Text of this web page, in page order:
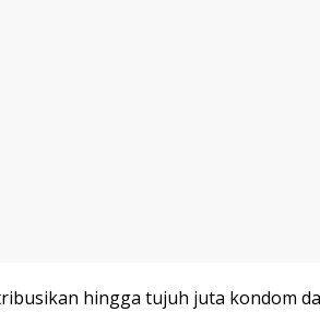
hingga tujuh juta kondom